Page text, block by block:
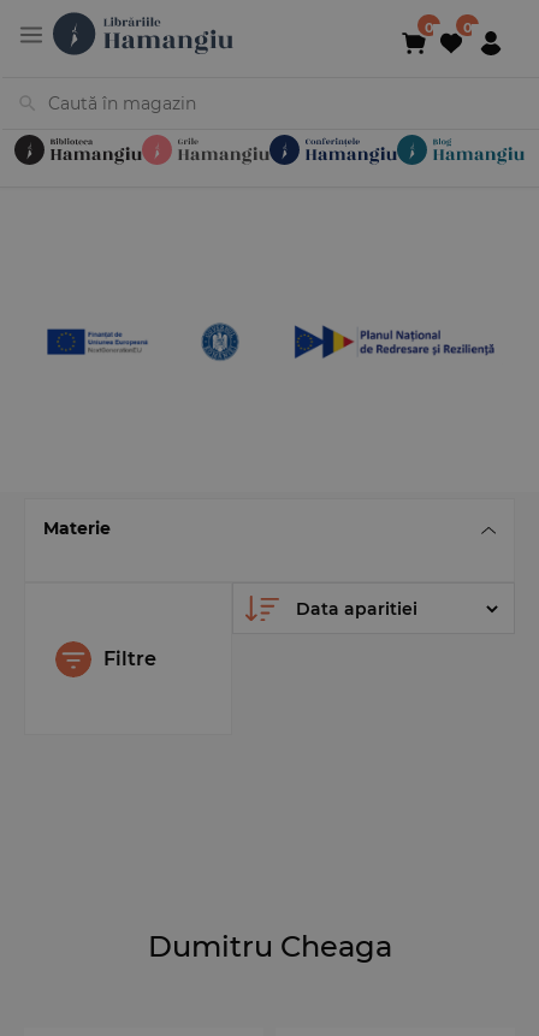
Materie
Filtre
Dumitru Cheaga